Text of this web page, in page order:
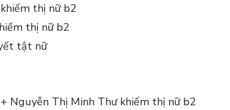
thị nữ b2
thị nữ b2
tật nữ
Nguyễn Thị Minh Thư khiếm thị nữ b2